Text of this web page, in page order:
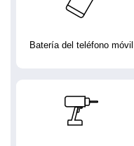
Batería del teléfono móvil